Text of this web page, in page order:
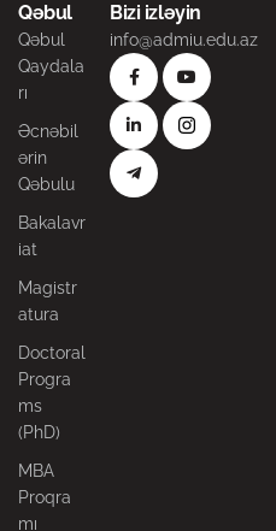
Qəbul
Qəbul
Qaydala
rı
Əcnəbil
ərin
Qəbulu
Bakalavr
iat
Magistr
atura
Doctoral
Progra
ms
(PhD)
MBA
Proqra
mı
Bizi izləyin
info@admiu.edu.az